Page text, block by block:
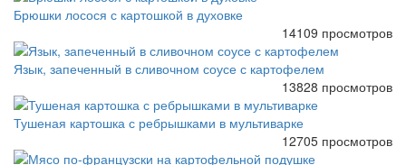
Брюшки лосося с картошкой в духовке
14109 просмотров
Язык, запеченный в сливочном соусе с картофелем
13828 просмотров
Тушеная картошка с ребрышками в мультиварке
12705 просмотров